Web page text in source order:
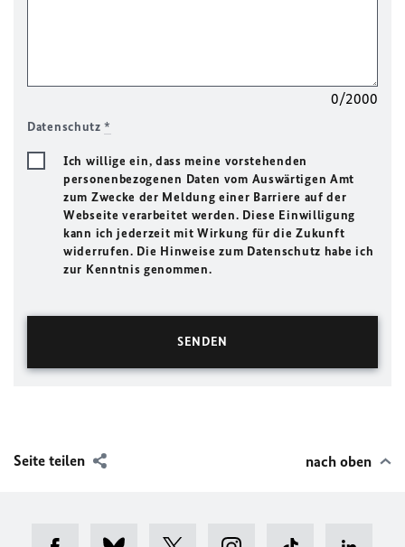
0/2000
Datenschutz*
Ich willige ein, dass meine vorstehenden
personenbezogenen Daten vom Auswärtigen Amt
zum Zwecke der Meldung einer Barriere auf der
Webseite verarbeitet werden. Diese Einwilligung
kann ich jederzeit mit Wirkung für die Zukunft
widerrufen. Die Hinweise zum Datenschutz habe ich
zur Kenntnis genommen.
Seite teilen nach oben